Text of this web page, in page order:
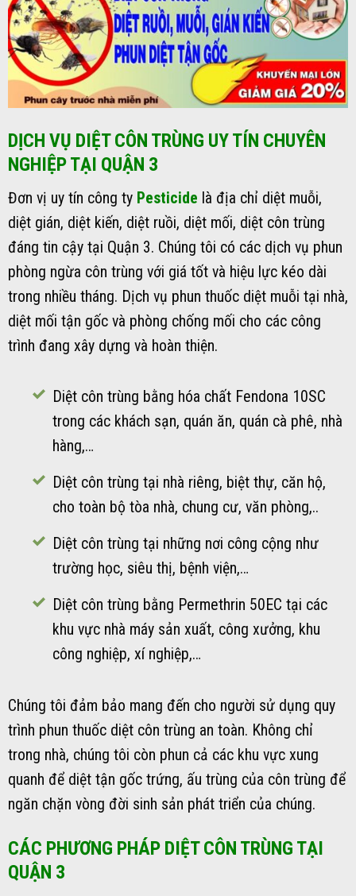
DỊCH VỤ DIỆT CÔN TRÙNG UY TÍN CHUYÊN
NGHIỆP TẠI QUẬN 3
Đơn vị uy tín công ty Pesticide là địa chỉ diệt muỗi,
diệt gián, diệt kiến, diệt ruồi, diệt mối, diệt côn trùng
đáng tin cậy tại Quận 3. Chúng tôi có các dịch vụ phun
phòng ngừa côn trùng với giá tốt và hiệu lực kéo dài
trong nhiều tháng. Dịch vụ phun thuốc diệt muỗi tại nhà,
diệt mối tận gốc và phòng chống mối cho các công
trình đang xây dựng và hoàn thiện.
Diệt côn trùng bằng hóa chất Fendona 10SC
trong các khách sạn, quán ăn, quán cà phê, nhà
hàng,…
Diệt côn trùng tại nhà riêng, biệt thự, căn hộ,
cho toàn bộ tòa nhà, chung cư, văn phòng,..
Diệt côn trùng tại những nơi công cộng như
trường học, siêu thị, bệnh viện,…
Diệt côn trùng bằng Permethrin 50EC tại các
khu vực nhà máy sản xuất, công xưởng, khu
công nghiệp, xí nghiệp,…
Chúng tôi đảm bảo mang đến cho người sử dụng quy
trình phun thuốc diệt côn trùng an toàn. Không chỉ
trong nhà, chúng tôi còn phun cả các khu vực xung
quanh để diệt tận gốc trứng, ấu trùng của côn trùng để
ngăn chặn vòng đời sinh sản phát triển của chúng.
CÁC PHƯƠNG PHÁP DIỆT CÔN TRÙNG TẠI
QUẬN 3